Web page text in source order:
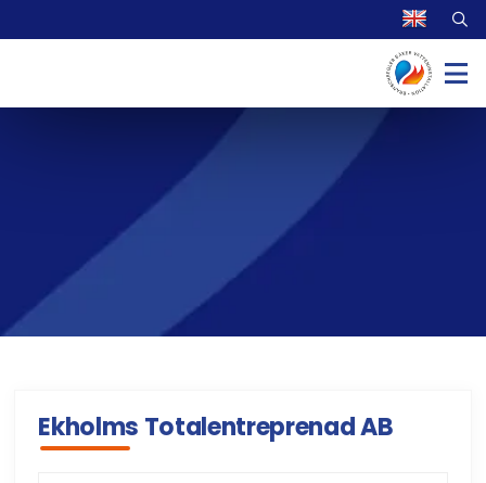
Ekholms Totalentreprenad AB